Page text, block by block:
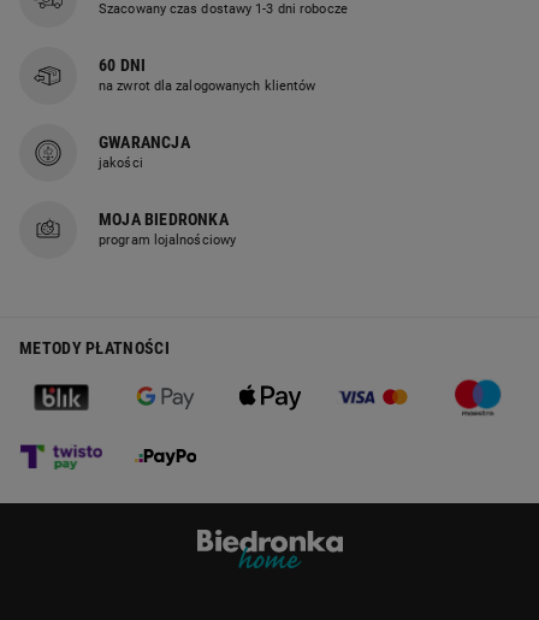
Szacowany czas dostawy 1-3 dni robocze
60 DNI
na zwrot dla zalogowanych klientów
GWARANCJA
jakości
MOJA BIEDRONKA
program lojalnościowy
METODY PŁATNOŚCI